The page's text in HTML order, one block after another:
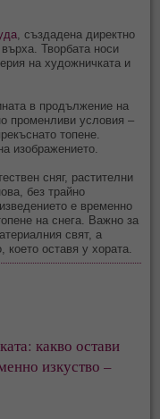
, създадена директно
Творбата носи
на художничката и
в продължение на
променливи условия –
топене.
изображението.
сняг, растителни
без трайно
е временно
на снега. Важно за
свят, а
което оставя у хората.
какво остави
изкуство –